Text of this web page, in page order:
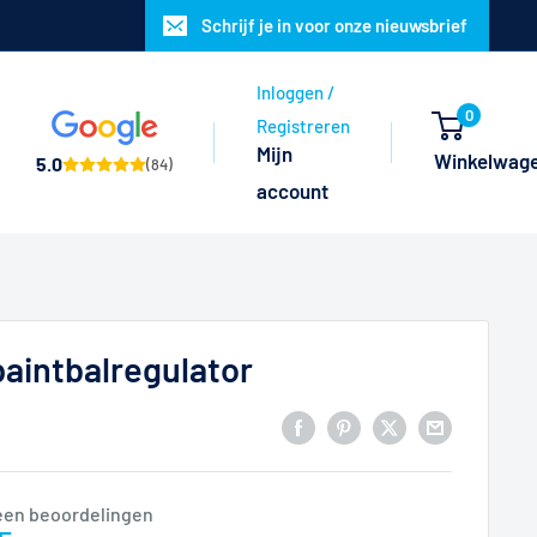
Schrijf je in voor onze nieuwsbrief
5.0
(84)
Inloggen /
Registreren
Mijn
account
0
beoordelingen